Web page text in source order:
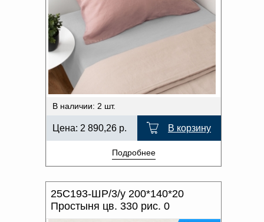
В наличии: 2 шт.
Цена: 2 890,26 р. В корзину
Подробнее
25С193-ШР/3/у 200*140*20
Простыня цв. 330 рис. 0